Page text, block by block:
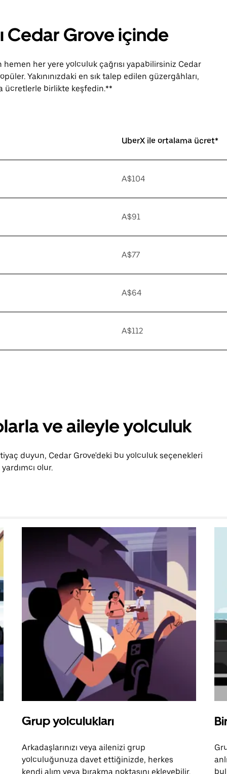
Cedar Grove içinde
her yere yolculuk çağrısı yapabilirsiniz Cedar
Yakınınızdaki en sık talep edilen güzergâhları,
ücretlerle birlikte keşfedin.**
UberX ile ortalama ücret*
A$104
A$91
A$77
A$64
A$112
ve aileyle yolculuk
duyun, Cedar Grove'deki bu yolculuk seçenekleri
olur.
Grup yolculukları
Arkadaşlarınızı veya ailenizi grup
yolculuğunuza davet ettiğinizde, herkes
kendi alım veya bırakma noktasını ekleyebilir.